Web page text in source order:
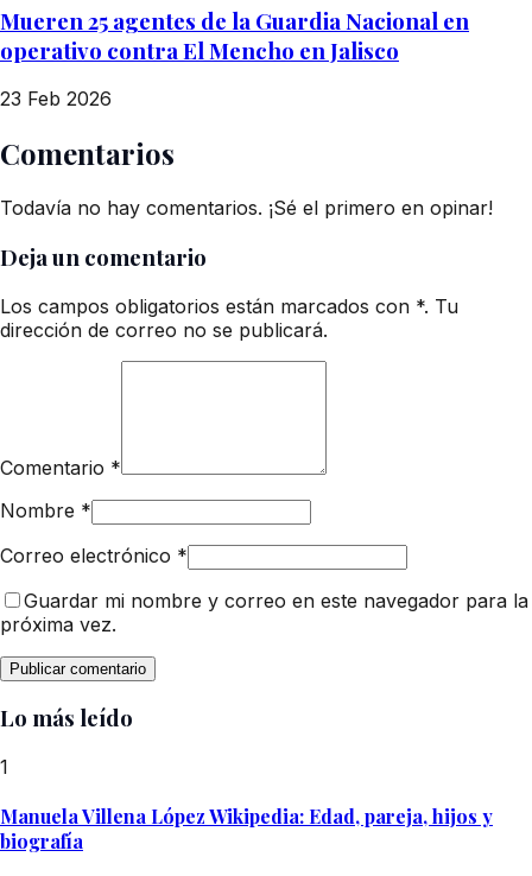
Mueren 25 agentes de la Guardia Nacional en
operativo contra El Mencho en Jalisco
23 Feb 2026
Comentarios
Todavía no hay comentarios. ¡Sé el primero en opinar!
Deja un comentario
Los campos obligatorios están marcados con *. Tu
dirección de correo no se publicará.
Comentario *
Nombre *
Correo electrónico *
Guardar mi nombre y correo en este navegador para la
próxima vez.
Lo más leído
1
Manuela Villena López Wikipedia: Edad, pareja, hijos y
biografía